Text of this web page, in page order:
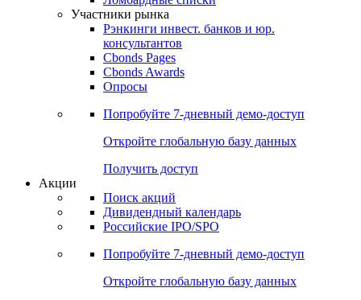
Участники рынка
Рэнкинги инвест. банков и юр.
консультантов
Cbonds Pages
Cbonds Awards
Опросы
Попробуйте 7-дневный демо-доступ
Откройте глобальную базу данных
Получить доступ
Акции
Поиск акций
Дивидендный календарь
Российские IPO/SPO
Попробуйте 7-дневный демо-доступ
Откройте глобальную базу данных